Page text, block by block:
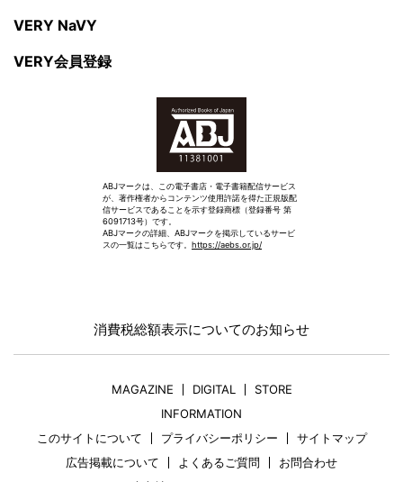
VERY NaVY
VERY会員登録
ABJマークは、この電子書店・電子書籍配信サービス
が、著作権者からコンテンツ使用許諾を得た正規版配
信サービスであることを示す登録商標（登録番号 第
6091713号）です。
ABJマークの詳細、ABJマークを掲示しているサービ
スの一覧はこちらです。 https://aebs.or.jp/
消費税総額表示についてのお知らせ
MAGAZINE DIGITAL
STORE
INFORMATION
このサイトについて
プライバシーポリシー
サイトマップ
広告掲載について
よくあるご質問
お問合わせ